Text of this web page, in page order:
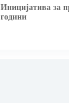
Иницијатива за
години